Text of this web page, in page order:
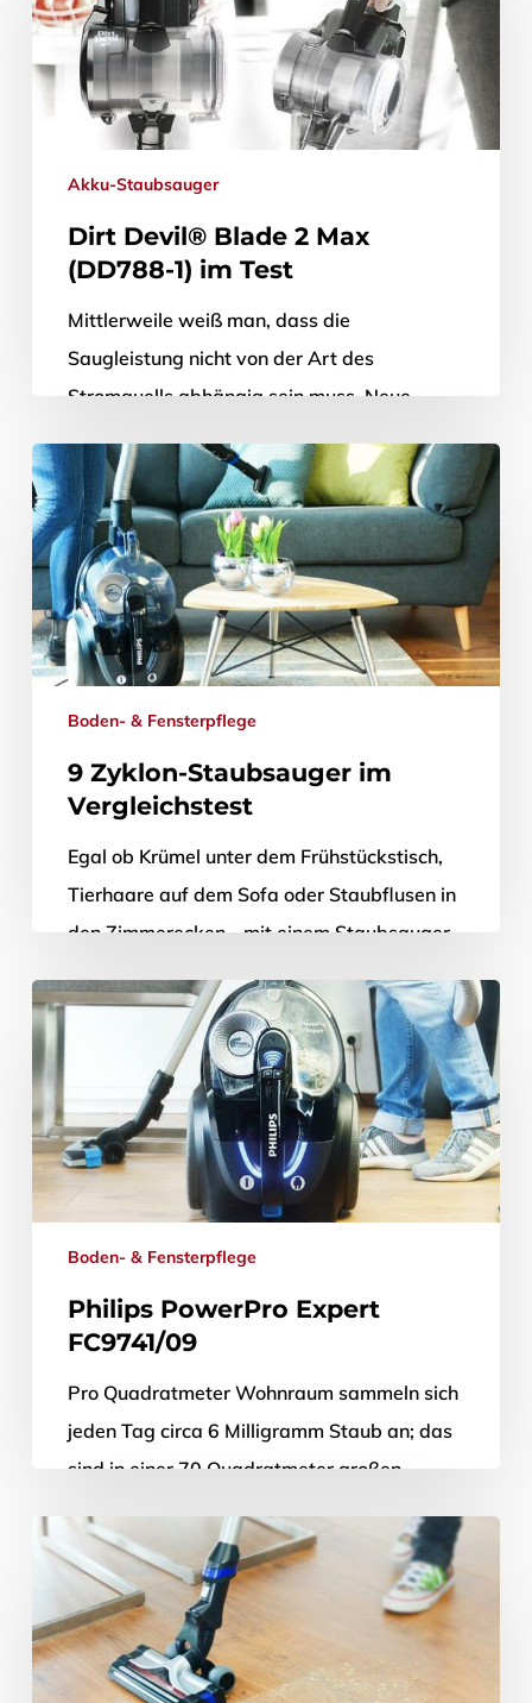
29. Oktober 2020
Akku-Staubsauger
Dirt Devil® Blade 2 Max
(DD788-1) im Test
Mittlerweile weiß man, dass die
Saugleistung nicht von der Art des
Stromquells abhängig sein muss. Neue
Akkumulator schöpfen,…
21. Februar 2019
Boden- & Fensterpflege
9 Zyklon-Staubsauger im
Vergleichstest
Egal ob Krümel unter dem Frühstückstisch,
Tierhaare auf dem Sofa oder Staubflusen in
den Zimmerecken - mit einem Staubsauger
Boden- & Fensterpflege
Philips PowerPro Expert
FC9741/09
Pro Quadratmeter Wohnraum sammeln sich
jeden Tag circa 6 Milligramm Staub an; das
sind in einer 70 Quadratmeter großen
28. September 2017